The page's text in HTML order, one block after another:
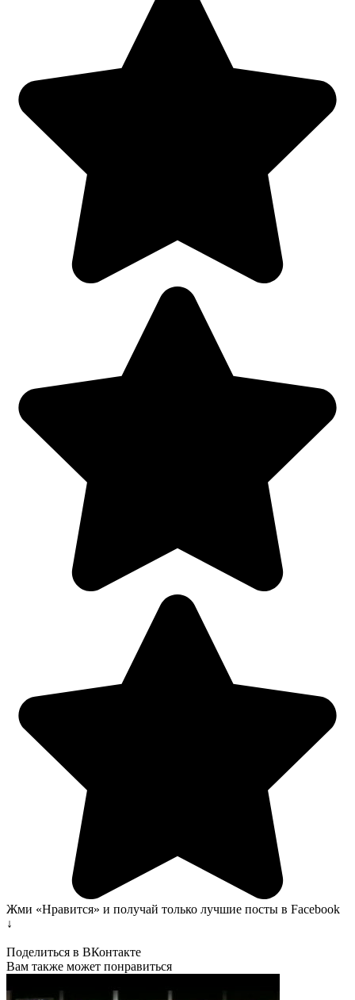
Жми «Нравится» и получай только лучшие посты в Facebook
↓
Поделиться в ВКонтакте
Вам также может понравиться